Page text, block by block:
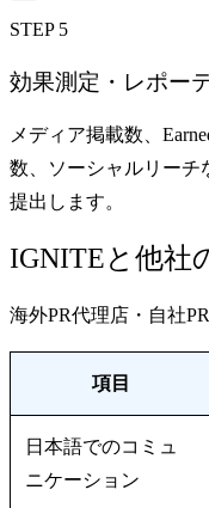
STEP 5
効果測定・レポー
メディア掲載数、
数、ソーシャルリーチ
提出します。
IGNITEと他社
海外PR代理店・自社
項目
日本語でのコミュ
ニケーション